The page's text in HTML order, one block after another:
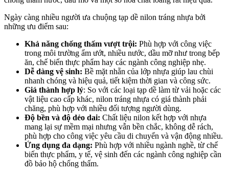
Ngày càng nhiều người ưa chuộng tạp dề nilon tráng nhựa bởi
những ưu điểm sau:
Khả năng chống thấm vượt trội: Phù hợp với công việc
trong môi trường ẩm ướt, nhiều nước, dầu mỡ như trong bếp
ăn, chế biến thực phẩm hay các ngành công nghiệp nhẹ.
Dễ dàng vệ sinh: Bề mặt nhẵn của lớp nhựa giúp lau chùi
nhanh chóng và hiệu quả, tiết kiệm thời gian và công sức.
Giá thành hợp lý: So với các loại tạp dề làm từ vải hoặc các
vật liệu cao cấp khác, nilon tráng nhựa có giá thành phải
chăng, phù hợp với nhiều đối tượng người dùng.
Độ bền và độ dẻo dai: Chất liệu nilon kết hợp với nhựa
mang lại sự mềm mại nhưng vẫn bền chắc, không dễ rách,
phù hợp cho công việc yêu cầu di chuyển và vận động nhiều.
Ứng dụng đa dạng: Phù hợp với nhiều ngành nghề, từ chế
biến thực phẩm, y tế, vệ sinh đến các ngành công nghiệp cần
đồ bảo hộ chống thấm.